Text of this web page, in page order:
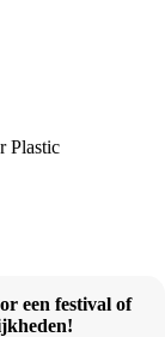
Plastic
een festival of